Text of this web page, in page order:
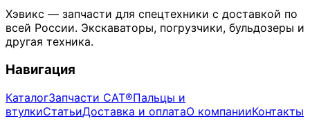
Хэвикс — запчасти для спецтехники с доставкой по
всей России. Экскаваторы, погрузчики, бульдозеры и
другая техника.
Навигация
КаталогЗапчасти CAT®Пальцы и
втулкиСтатьиДоставка и оплатаО компанииКонтакты